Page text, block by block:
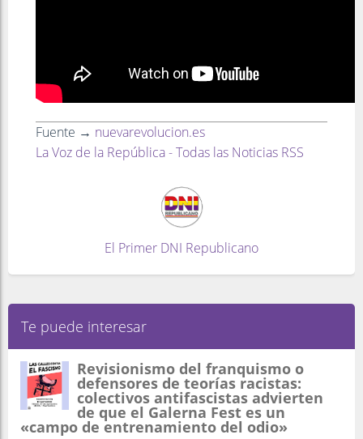
Fuente → nuevarevolucion.es
La Voz de la República - Todas las Noticias RSS
El Primer DNI Republicano
Te puede interesar
Revisionismo del franquismo o
defensores de teorías racistas:
colectivos antifascistas advierten
de que el Galerna Fest es un
«campo de entrenamiento del odio»